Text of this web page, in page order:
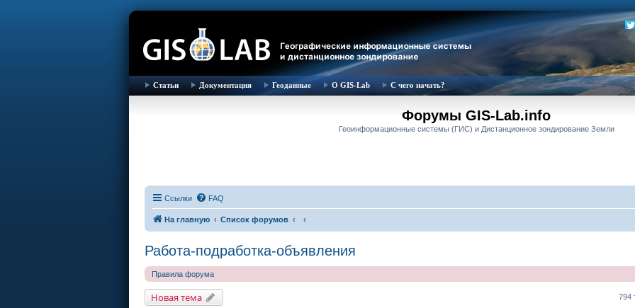
Статьи Документация Геоданные О GIS-Lab С чего начать?
Форумы GIS-Lab.info
Геоинформационные системы (ГИС) и Дистанционное зондирование Земли
Ссылки FAQ
На главную Список форумов
Работа-подработка-объявления
Правила форума
Новая тема 794